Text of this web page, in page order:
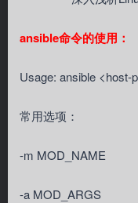
ansible命令的使用：
Usage: ansible <host-
常用选项：
-m MOD_NAME
-a MOD_ARGS